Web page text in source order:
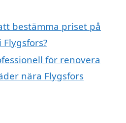
bestämma priset på
för renovera
nära Flygsfors